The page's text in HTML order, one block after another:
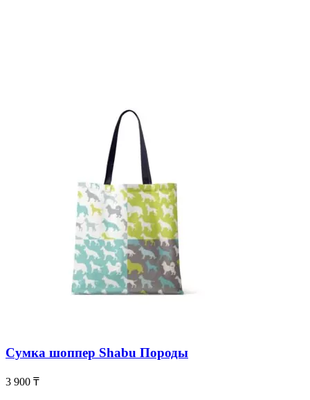
Сумка шоппер Shabu Породы
3 900 ₸